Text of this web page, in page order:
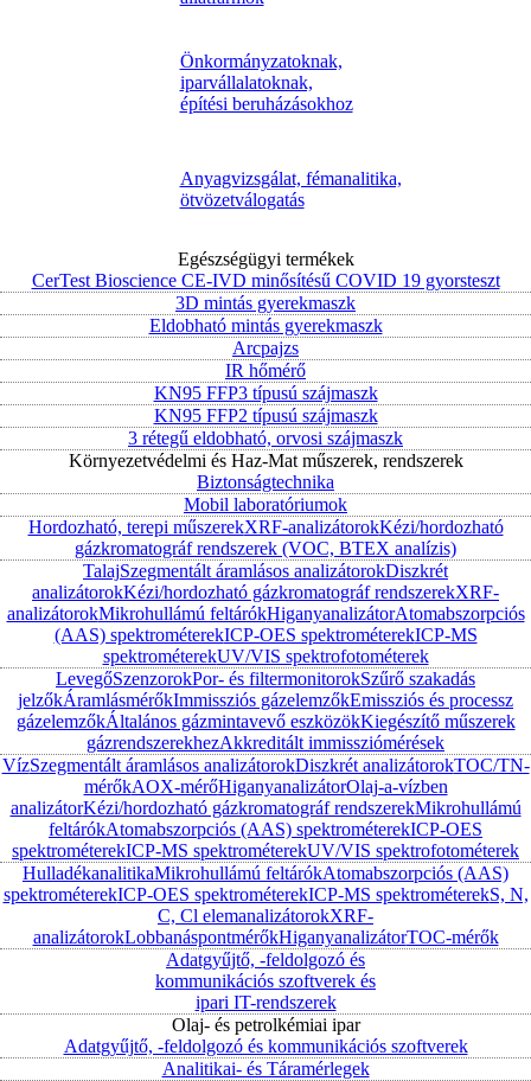
Önkormányzatoknak,
iparvállalatoknak,
építési beruházásokhoz
Anyagvizsgálat, fémanalitika,
ötvözetválogatás
Egészségügyi termékek
CerTest Bioscience CE-IVD minősítésű COVID 19 gyorsteszt
3D mintás gyerekmaszk
Eldobható mintás gyerekmaszk
Arcpajzs
IR hőmérő
KN95 FFP3 típusú szájmaszk
KN95 FFP2 típusú szájmaszk
3 rétegű eldobható, orvosi szájmaszk
Környezetvédelmi és Haz-Mat műszerek, rendszerek
Biztonságtechnika
Mobil laboratóriumok
Hordozható, terepi műszerekXRF-analizátorokKézi/hordozható
gázkromatográf rendszerek (VOC, BTEX analízis)
TalajSzegmentált áramlásos analizátorokDiszkrét
analizátorokKézi/hordozható gázkromatográf rendszerekXRF-
analizátorokMikrohullámú feltárókHiganyanalizátorAtomabszorpciós
(AAS) spektrométerekICP-OES spektrométerekICP-MS
spektrométerekUV/VIS spektrofotométerek
LevegőSzenzorokPor- és filtermonitorokSzűrő szakadás
jelzőkÁramlásmérőkImmissziós gázelemzőkEmissziós és processz
gázelemzőkÁltalános gázmintavevő eszközökKiegészítő műszerek
gázrendszerekhezAkkreditált immissziómérések
VízSzegmentált áramlásos analizátorokDiszkrét analizátorokTOC/TN-
mérőkAOX-mérőHiganyanalizátorOlaj-a-vízben
analizátorKézi/hordozható gázkromatográf rendszerekMikrohullámú
feltárókAtomabszorpciós (AAS) spektrométerekICP-OES
spektrométerekICP-MS spektrométerekUV/VIS spektrofotométerek
HulladékanalitikaMikrohullámú feltárókAtomabszorpciós (AAS)
spektrométerekICP-OES spektrométerekICP-MS spektrométerekS, N,
C, Cl elemanalizátorokXRF-
analizátorokLobbanáspontmérőkHiganyanalizátorTOC-mérők
Adatgyűjtő, -feldolgozó és
kommunikációs szoftverek és
ipari IT-rendszerek
Olaj- és petrolkémiai ipar
Adatgyűjtő, -feldolgozó és kommunikációs szoftverek
Analitikai- és Táramérlegek